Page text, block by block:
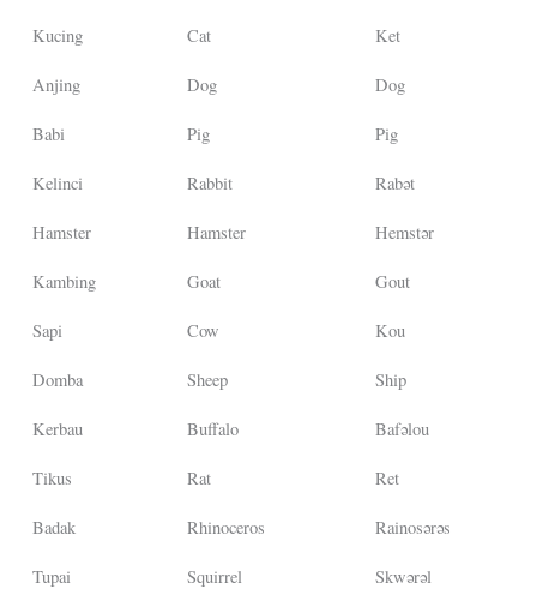
Kucing Cat Ket
Anjing Dog Dog
Babi Pig Pig
Kelinci Rabbit Rabət
Hamster Hamster Hemstər
Kambing Goat Gout
Sapi Cow Kou
Domba Sheep Ship
Kerbau Buffalo Bafəlou
Tikus Rat Ret
Badak Rhinoceros Rainosərəs
Tupai Squirrel Skwərəl